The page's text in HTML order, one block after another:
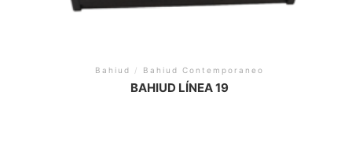
Bahiud / Bahiud Contemporaneo
BAHIUD LÍNEA 19